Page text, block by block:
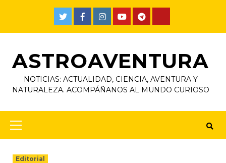
ASTROAVENTURA
NOTICIAS: ACTUALIDAD, CIENCIA, AVENTURA Y
NATURALEZA. ACOMPÁÑANOS AL MUNDO CURIOSO
Editorial